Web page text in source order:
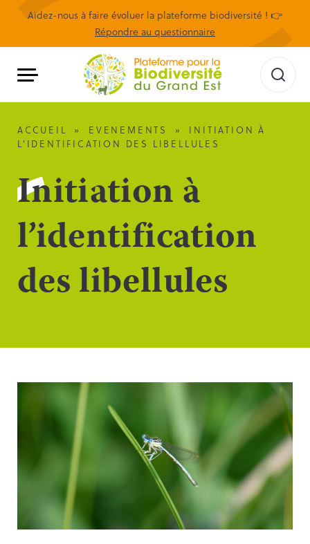
Aidez-nous à faire évoluer la plateforme biodiversité ! 👉
Répondre au questionnaire
ACCUEIL » EVENEMENTS »
INITIATION À
L’IDENTIFICATION DES LIBELLULES
Initiation à
l’identification
des libellules